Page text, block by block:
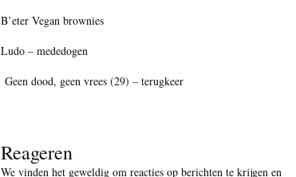
B’eter Vegan brownies
Ludo – mededogen
Geen dood, geen vrees (29) – terugkeer
Reageren
We vinden het geweldig om reacties op berichten te krijgen en